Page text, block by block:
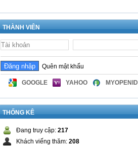
THÀNH VIÊN
Quên mật khẩu
GOOGLE YAHOO MYOPENID
THỐNG KÊ
Đang truy cập: 217
Khách viếng thăm: 208